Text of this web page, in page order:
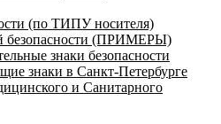
(по ТИПУ носителя)
безопасности (ПРИМЕРЫ)
знаки безопасности
знаки в Санкт-Петербурге
и Санитарного